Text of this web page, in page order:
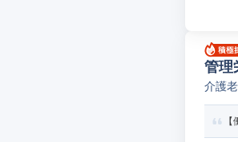
管理
介護